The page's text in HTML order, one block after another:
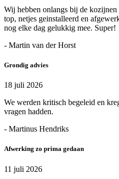
Wij hebben onlangs bij de
top, netjes geinstalleerd en
nog elke dag gelukkig mee. Super!
- Martin van der Horst
Grondig advies
18 juli 2026
We werden kritisch begeleid en
vragen hadden.
- Martinus Hendriks
Afwerking zo prima gedaan
11 juli 2026